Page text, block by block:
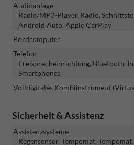
Audioanlage
Radio/MP3-Player, Radio,
Android Auto, Apple CarPlay
Bordcomputer
Telefon
Freisprecheinrichtung, Bluetooth,
Smartphones
Volldigitales Kombiinstrument
Sicherheit & Assistenz
Assistenzsysteme
Regensensor, Tempomat,